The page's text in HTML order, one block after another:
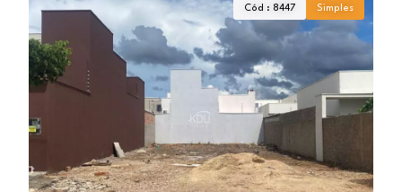
Cód : 8447 Simples